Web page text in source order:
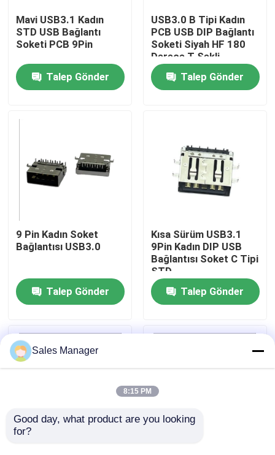
Kişiler
DIP USB Konektörü
USB Soket Konnektörü
USB C Tipi Konnektörler
DP Soket Konnektörü
Mavi USB3.1 Kadın
STD USB Bağlantı
Soketi PCB 9Pin
Talep Gönder
USB3.0 B Tipi Kadın
PCB USB DIP Bağlantı
Soketi Siyah HF 180
Derece T Şekli
Talep Gönder
9 Pin Kadın Soket
Bağlantısı USB3.0
Talep Gönder
Kısa Sürüm USB3.1
9Pin Kadın DIP USB
Bağlantısı Soket C Tipi
STD
Talep Gönder
Sales Manager
8:15 PM
Good day, what product are you looking
for?